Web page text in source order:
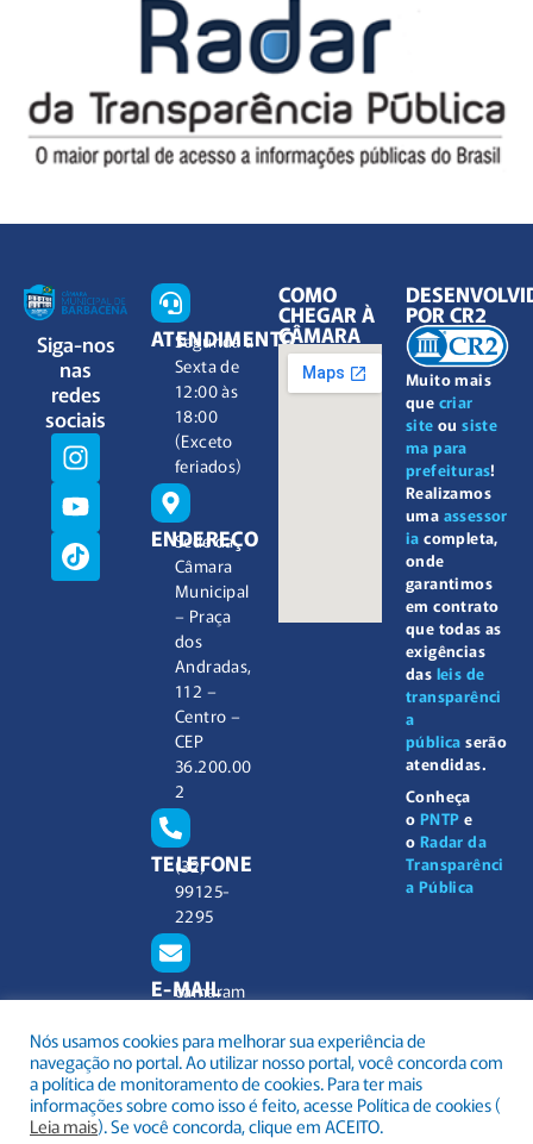
Siga-nos
nas
redes
sociais
ATENDIMENTO
Segunda à
Sexta de
12:00 às
18:00
(Exceto
feriados)
ENDEREÇO
Sede da
Câmara
Municipal
– Praça
dos
Andradas,
112 –
Centro –
CEP
36.200.00
2
TELEFONE
(32)
99125-
2295
E-MAIL
camaram
barbacen
a.mg.gov.
br
COMO
CHEGAR À
CÂMARA
Muito mais
que criar
site ousiste
ma para
prefeituras!
Realizamos
uma assessor
ia completa,
onde
garantimos
em contrato
que todas as
exigências
das leis de
transparênci
a
pública serão
atendidas.
Conheça
o PNTP e
o Radar da
Transparênci
a Pública
POR CR2
Nós usamos cookies para melhorar sua experiência de
navegação no portal. Ao utilizar nosso portal, você concorda com
a política de monitoramento de cookies. Para ter mais
informações sobre como isso é feito, acesse Política de cookies (
Leia mais). Se você concorda, clique em ACEITO.